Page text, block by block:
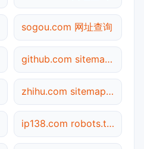
sogou.com 网址查询
github.com sitemap.xml检测
zhihu.com sitemap.xml检测
ip138.com robots.txt检测